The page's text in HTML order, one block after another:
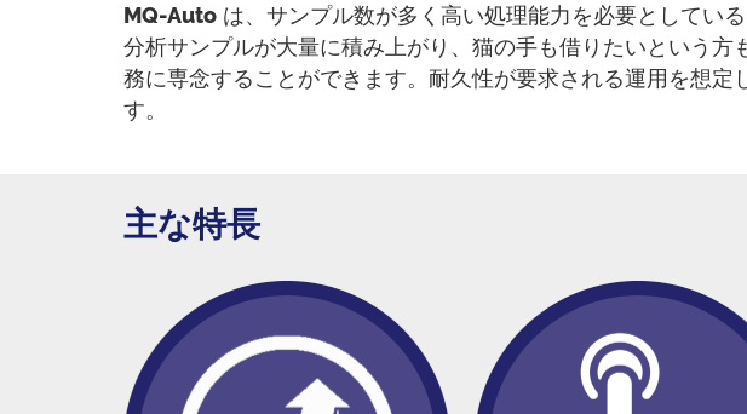
MQ-Auto は、サンプル数が多く高い処理能力を必要としてい
分析サンプルが大量に積み上がり、猫の手も借りたいという方
務に専念することができます。耐久性が要求される運用を想
す。
主な特長